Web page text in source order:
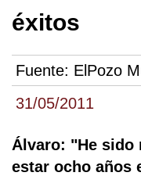
31/05/2011
éxitos
Fuente: ElPozo
Álvaro: "He sido
estar ocho años